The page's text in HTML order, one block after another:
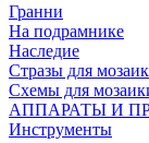
Гранни
На подрамнике
Наследие
Стразы для
Схемы для
АППАРАТЫ И
Инструменты